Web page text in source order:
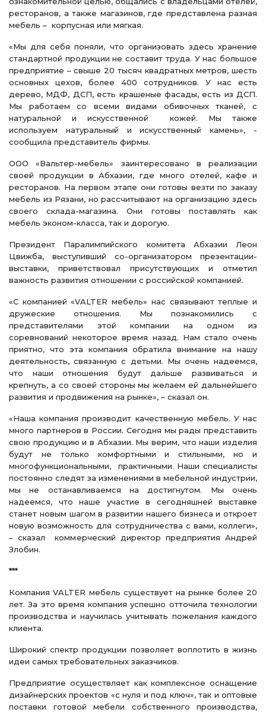
ресторанов, а также магазинов, где представлена разная
мебель – корпусная или мягкая.
«Мы для себя поняли, что организовать здесь хранение
стандартной продукции не составит труда. У нас большое
предприятие – свыше 20 тысяч квадратных метров, шесть
основных цехов, более 400 сотрудников. У нас есть
дерево, МДФ, ДСП, есть крашеные фасады, есть из ДСП.
Мы работаем со всеми видами обивочных тканей, с
натуральной и искусственной кожей. Мы также
используем натуральный и искусственный камень», -
сообщила представитель фирмы.
ООО «Вальтер-мебель» заинтересовано в реализации
своей продукции в Абхазии, где много отелей, кафе и
ресторанов. На первом этапе они готовы везти по заказу
мебель из Рязани, но рассчитывают на организацию здесь
своего склада-магазина. Они готовы поставлять как
мебель эконом-класса, так и дорогую.
Президент Паралимпийского комитета Абхазии Леон
Цвижба, выступивший со-организатором презентации-
выставки, приветствовал присутствующих и отметил
важность развития отношении с российской компанией.
«С компанией «VALTER мебель» нас связывают теплые и
дружеские отношения. Мы познакомились с
представителями этой компании на одном из
соревнований некоторое время назад. Нам стало очень
приятно, что эта компания обратила внимание на нашу
деятельность, связанную с детьми. Мы очень надеемся,
что наши отношения будут дальше развиваться и
крепнуть, а со своей стороны мы желаем ей дальнейшего
развития и продвижения на рынке», – сказал он.
«Наша компания производит качественную мебель. У нас
много партнеров в России. Сегодня мы рады представить
свою продукцию и в Абхазии. Мы верим, что наши изделия
будут не только комфортными и стильными, но и
многофункциональными, практичными. Наши специалисты
постоянно следят за изменениями в мебельной индустрии,
мы не останавливаемся на достигнутом. Мы очень
надеемся, что наше участие в сегодняшней выставке
станет новым шагом в развитии нашего бизнеса и откроет
новую возможность для сотрудничества с вами, коллеги»,
– сказал коммерческий директор предприятия Андрей
Злобин.
***
Компания VALTER мебель существует на рынке более 20
лет. За это время компания успешно отточила технологии
производства и научилась учитывать пожелания каждого
клиента.
Широкий спектр продукции позволяет воплотить в жизнь
идеи самых требовательных заказчиков.
Предприятие осуществляет как комплексное оснащение
дизайнерских проектов «с нуля и под ключ», так и оптовые
поставки готовой мебели собственного производства,